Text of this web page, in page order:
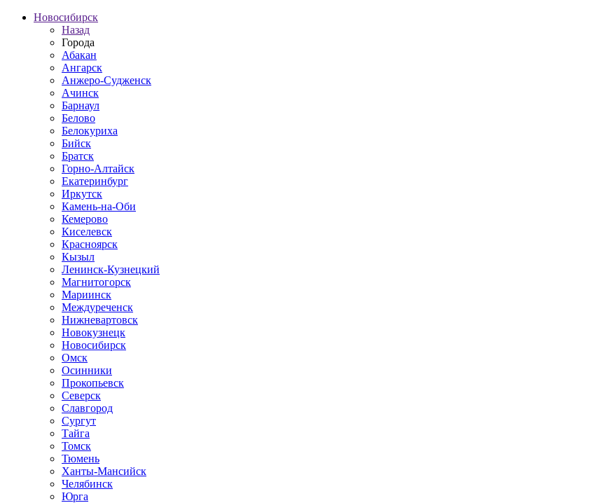
Новосибирск
Назад
Города
Абакан
Ангарск
Анжеро-Судженск
Ачинск
Барнаул
Белово
Белокуриха
Бийск
Братск
Горно-Алтайск
Екатеринбург
Иркутск
Камень-на-Оби
Кемерово
Киселевск
Красноярск
Кызыл
Ленинск-Кузнецкий
Магнитогорск
Мариинск
Междуреченск
Нижневартовск
Новокузнецк
Новосибирск
Омск
Осинники
Прокопьевск
Северск
Славгород
Сургут
Тайга
Томск
Тюмень
Ханты-Мансийск
Челябинск
Юрга